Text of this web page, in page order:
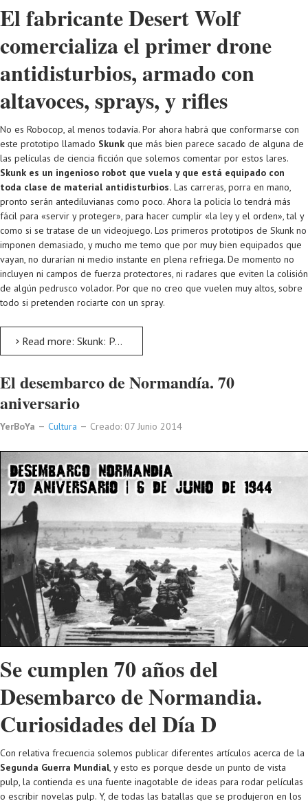
El fabricante Desert Wolf
comercializa el primer drone
antidisturbios, armado con
altavoces, sprays, y rifles
No es Robocop, al menos todavía. Por ahora habrá que conformarse con
este prototipo llamado Skunk que más bien parece sacado de alguna de
las películas de ciencia ficción que solemos comentar por estos lares.
Skunk es un ingenioso robot que vuela y que está equipado con
toda clase de material antidisturbios. Las carreras, porra en mano,
pronto serán antediluvianas como poco. Ahora la policía lo tendrá más
fácil para «servir y proteger», para hacer cumplir «la ley y el orden», tal y
como si se tratase de un videojuego. Los primeros prototipos de Skunk no
imponen demasiado, y mucho me temo que por muy bien equipados que
vayan, no durarían ni medio instante en plena refriega. De momento no
incluyen ni campos de fuerza protectores, ni radares que eviten la colisión
de algún pedrusco volador. Por que no creo que vuelen muy altos, sobre
todo si pretenden rociarte con un spray.
Read more: Skunk: Primer Drone Antidisturbios
El desembarco de Normandía. 70
aniversario
YerBoYa Cultura Creado: 07 Junio 2014
Se cumplen 70 años del
Desembarco de Normandia.
Curiosidades del Día D
Con relativa frecuencia solemos publicar diferentes artículos acerca de la
Segunda Guerra Mundial, y esto es porque desde un punto de vista
pulp, la contienda es una fuente inagotable de ideas para rodar películas
o escribir novelas pulp. Y, de todas las batallas que se produjeron en los